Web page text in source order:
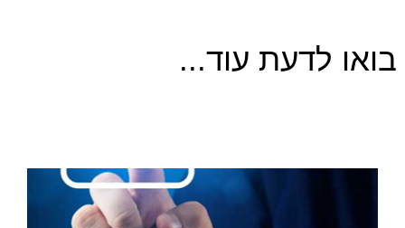
בואו לדעת עוד...